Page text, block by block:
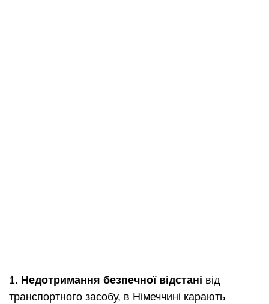
1. Недотримання безпечної відстані від
транспортного засобу, в Німеччині карають